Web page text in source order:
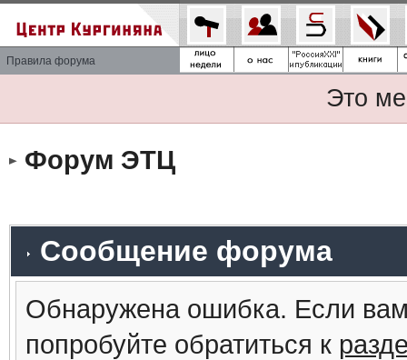
Правила форума
Это
Форум ЭТЦ
Сообщение форума
Обнаружена ошибка. Если
попробуйте обратиться к